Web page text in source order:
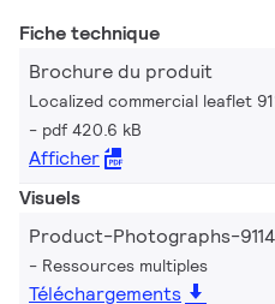
Fiche technique
Brochure du produit
Localized commercial leaflet
pdf 420.6 kB
Afficher
Visuels
Product-Photographs-
Ressources multiples
Téléchargements